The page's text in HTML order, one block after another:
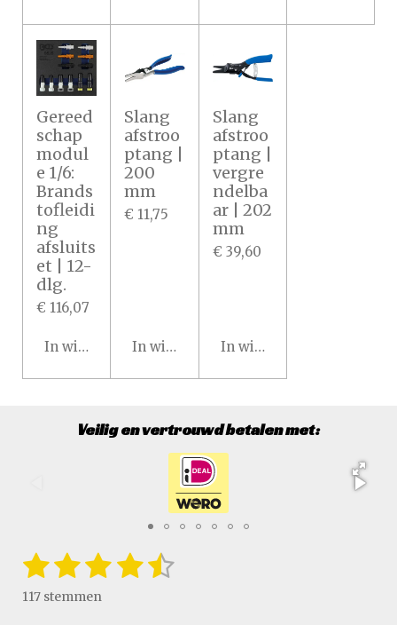
Gereed
schap
modul
e 1/6:
Brands
tofleidi
ng
afsluits
et | 12-
dlg.
€ 116,07
In winkelwagen
Slang
afstroo
ptang |
200
mm
€ 11,75
In winkelwagen
Slang
afstroo
ptang |
vergre
ndelba
ar | 202
mm
€ 39,60
In winkelwagen
Veilig en vertrouwd betalen met:
R
a
t
1
s
2
s
3
s
4 5
S
117 stemmen